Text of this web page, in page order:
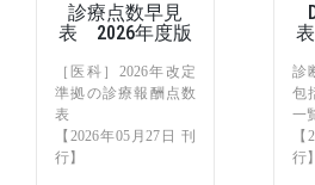
診療点数早見
表 2026年度版
［医科］2026年改定
準拠の診療報酬点数
表
【2026年05月27日 刊
行】
診
包
一
行】